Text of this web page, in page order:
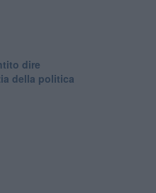
dire
della politica